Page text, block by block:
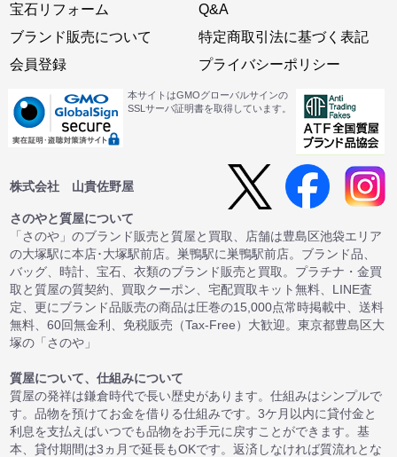
宝石リフォーム
ブランド販売について
会員登録
Q&A
特定商取引法に基づく表記
プライバシーポリシー
本サイトはGMOグローバルサインの
SSLサーバ証明書を取得しています。
株式会社 山貴佐野屋
さのやと質屋について
「さのや」のブランド販売と質屋と買取、店舗は豊島区池袋エリア
の大塚駅に本店･大塚駅前店。巣鴨駅に巣鴨駅前店。ブランド品、
バッグ、時計、宝石、衣類のブランド販売と買取。プラチナ・金買
取と質屋の質契約、買取クーポン、宅配買取キット無料、LINE査
定、更にブランド品販売の商品は圧巻の15,000点常時掲載中、送料
無料、60回無金利、免税販売（Tax-Free）大歓迎。東京都豊島区大
塚の「さのや」
質屋について、仕組みについて
質屋の発祥は鎌倉時代で長い歴史があります。仕組みはシンプルで
す。品物を預けてお金を借りる仕組みです。3ケ月以内に貸付金と
利息を支払えばいつでも品物をお手元に戻すことができます。基
本、貸付期間は3ヵ月で延長もOKです。返済しなければ質流れとな